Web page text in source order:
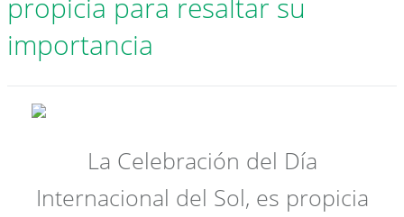
propicia para resaltar su
importancia
La Celebración del Día
Internacional del Sol, es propicia